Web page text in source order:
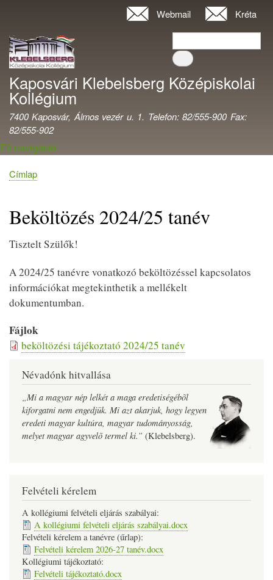
Ugrás
a
fiók
menüje
Webmail Kréta
Keresés
Kaposvári Klebelsberg Középiskolai
Kollégium
7400 Kaposvár, Álmos vezér u. 1. Telefon: 82/555-900 Fax:
82/555-902
Fő navigáció
Morzsa
Címlap
Beköltözés 2024/25 tanév
Tisztelt Szülők!
A 2024/25 tanévre vonatkozó beköltözéssel kapcsolatos
információkat megtekinthetik a mellékelt
dokumentumban.
Fájlok
beköltözési tájékoztató 2024/25 tanév
Névadónk hitvallása
„Mi a magyar nép lelkét a maga eredetiségébõl
kiforgatni nem engedjük. Mi azt akarjuk, hogy legyen
eredeti magyar kultúra, magyar tudományosság,
melyet magyar agyvelõ termel ki.” (Klebelsberg).
Felvételi kérelem
A kollégiumi felvételi eljárás szabályai:
A kollégiumi felvételi eljárás szabályai.docx
Felvételi kérelem a tanévre (űrlap):
Felvételi kérelem 2026-27 tanév.docx
Kollégiumi tájékoztató:
Felvételi tájékoztató.docx